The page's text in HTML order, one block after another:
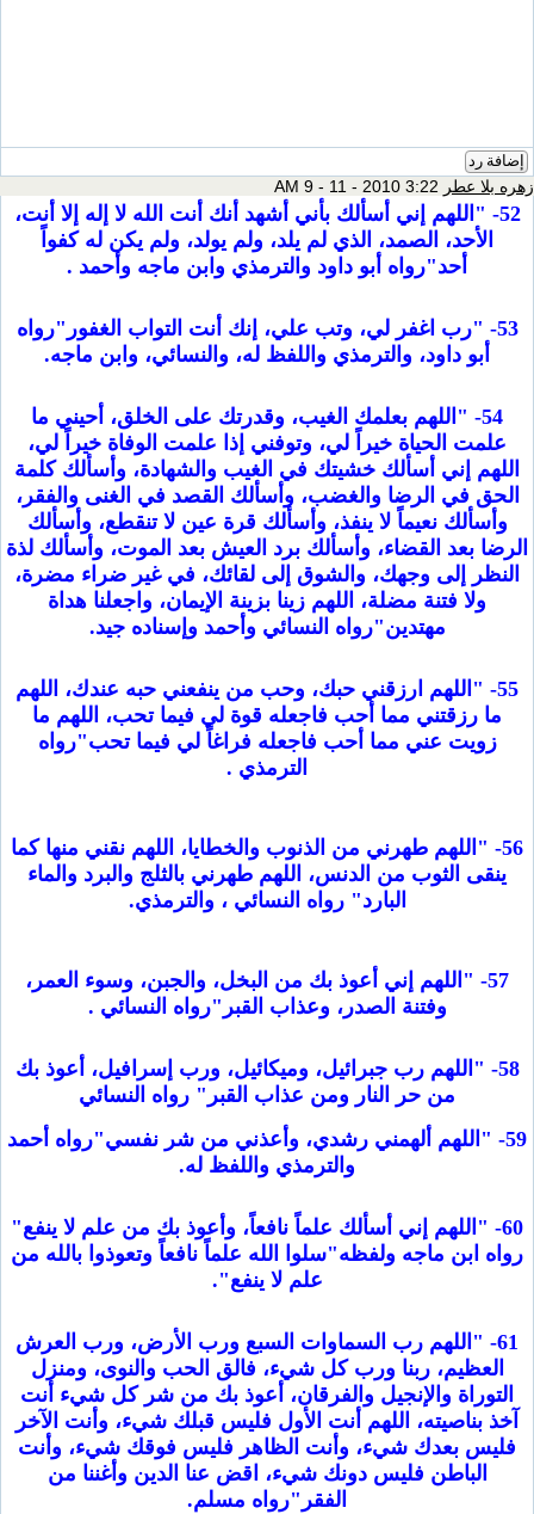
إضافة رد
زهره بلا عطر
52- "اللهم إني أسألك بأني أشهد أنك أنت الله لا إله إلا أنت،
الأحد، الصمد، الذي لم يلد، ولم يولد، ولم يكن له كفواً
أحد"رواه أبو داود والترمذي وابن ماجه وأحمد .
53- "رب اغفر لي، وتب علي، إنك أنت التواب الغفور"رواه
أبو داود، والترمذي واللفظ له، والنسائي، وابن ماجه.
54- "اللهم بعلمك الغيب، وقدرتك على الخلق، أحيني ما
علمت الحياة خيراً لي، وتوفني إذا علمت الوفاة خيراً لي،
اللهم إني أسألك خشيتك في الغيب والشهادة، وأسألك كلمة
الحق في الرضا والغضب، وأسألك القصد في الغنى والفقر،
وأسألك نعيماً لا ينفذ، وأسألك قرة عين لا تنقطع، وأسألك
الرضا بعد القضاء، وأسألك برد العيش بعد الموت، وأسألك لذة
النظر إلى وجهك، والشوق إلى لقائك، في غير ضراء مضرة،
ولا فتنة مضلة، اللهم زينا بزينة الإيمان، واجعلنا هداة
مهتدين"رواه النسائي وأحمد وإسناده جيد.
55- "اللهم ارزقني حبك، وحب من ينفعني حبه عندك، اللهم
ما رزقتني مما أحب فاجعله قوة لي فيما تحب، اللهم ما
زويت عني مما أحب فاجعله فراغاً لي فيما تحب"رواه
الترمذي .
56- "اللهم طهرني من الذنوب والخطايا، اللهم نقني منها كما
ينقى الثوب من الدنس، اللهم طهرني بالثلج والبرد والماء
البارد" رواه النسائي ، والترمذي.
57- "اللهم إني أعوذ بك من البخل، والجبن، وسوء العمر،
وفتنة الصدر، وعذاب القبر"رواه النسائي .
58- "اللهم رب جبرائيل، وميكائيل، ورب إسرافيل، أعوذ بك
من حر النار ومن عذاب القبر" رواه النسائي
59- "اللهم ألهمني رشدي، وأعذني من شر نفسي"رواه أحمد
والترمذي واللفظ له.
60- "اللهم إني أسألك علماً نافعاً، وأعوذ بك من علم لا ينفع"
رواه ابن ماجه ولفظه"سلوا الله علماً نافعاً وتعوذوا بالله من
علم لا ينفع".
61- "اللهم رب السماوات السبع ورب الأرض، ورب العرش
العظيم، ربنا ورب كل شيء، فالق الحب والنوى، ومنزل
التوراة والإنجيل والفرقان، أعوذ بك من شر كل شيء أنت
آخذ بناصيته، اللهم أنت الأول فليس قبلك شيء، وأنت الآخر
فليس بعدك شيء، وأنت الظاهر فليس فوقك شيء، وأنت
الباطن فليس دونك شيء، اقض عنا الدين وأغننا من
الفقر"رواه مسلم.